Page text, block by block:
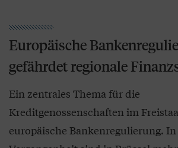
Europäische
gefährdet regionale
Ein zentrales Thema für die
Kreditgenossenschaften im
europäische Bankenregulierung.